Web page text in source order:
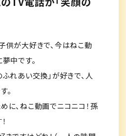
供が大好きで、今はねこ動
中です。
れあい交換」が好きで、人
。
に、ねこ動画でニコニコ！孫